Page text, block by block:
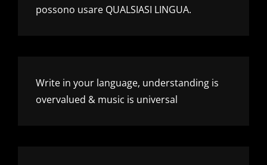
possono usare QUALSIASI LINGUA.
Write in your language, understanding is
overvalued & music is universal